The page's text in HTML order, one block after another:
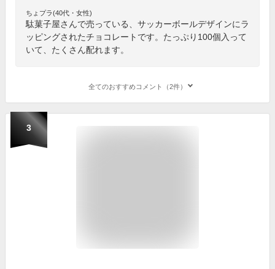
ちょプラ(40代・女性)
駄菓子屋さんで売っている、サッカーボールデザインにラ
ッピングされたチョコレートです。たっぷり100個入って
いて、たくさん配れます。
全てのおすすめコメント（2件）
3